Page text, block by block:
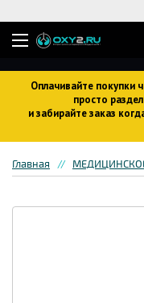
Оплачивайте покупки
просто
и забирайте заказ
Главная